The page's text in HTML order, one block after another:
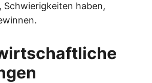
Schwierigkeiten haben,